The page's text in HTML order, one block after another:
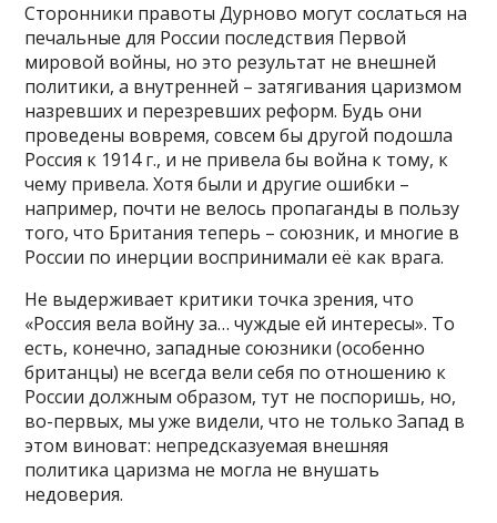
Сторонники правоты Дурново могут сослаться на
печальные для России последствия Первой
мировой войны, но это результат не внешней
политики, а внутренней – затягивания царизмом
назревших и перезревших реформ. Будь они
проведены вовремя, совсем бы другой подошла
Россия к 1914 г., и не привела бы война к тому, к
чему привела. Хотя были и другие ошибки –
например, почти не велось пропаганды в пользу
того, что Британия теперь – союзник, и многие в
России по инерции воспринимали её как врага.
Не выдерживает критики точка зрения, что
«Россия вела войну за… чуждые ей интересы». То
есть, конечно, западные союзники (особенно
британцы) не всегда вели себя по отношению к
России должным образом, тут не поспоришь, но,
во-первых, мы уже видели, что не только Запад в
этом виноват: непредсказуемая внешняя
политика царизма не могла не внушать
недоверия.